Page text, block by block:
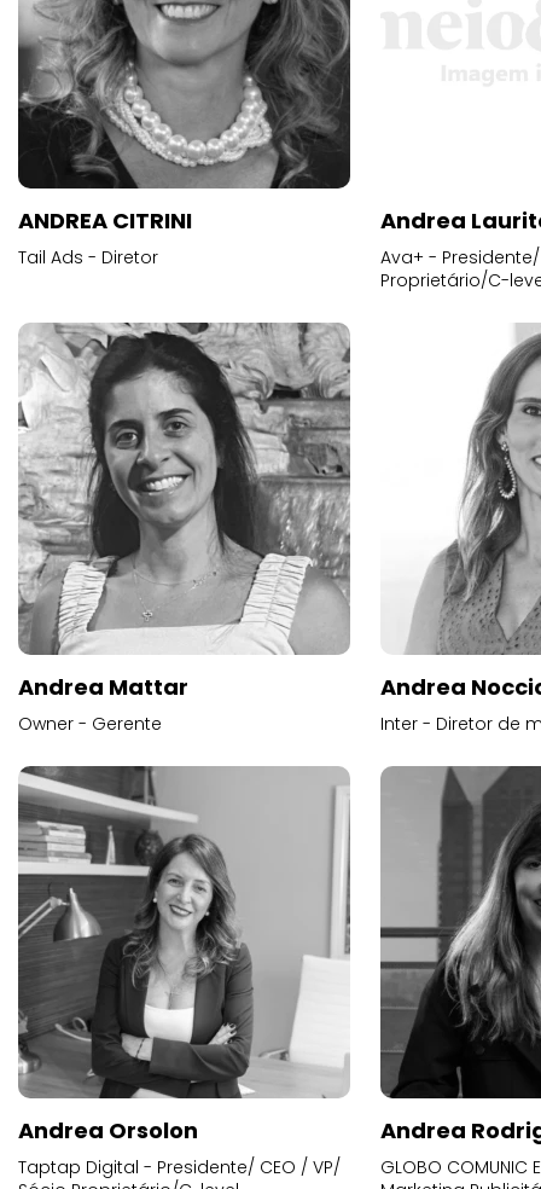
ANDREA CITRINI
Tail Ads - Diretor
Andrea
Ava+ -
Proprietário/C-
Andrea Mattar
Owner - Gerente
Andrea
Inter - Diretor de
Andrea Orsolon
Taptap Digital - Presidente/ CEO / VP/
Andrea
GLOBO COMUNIC